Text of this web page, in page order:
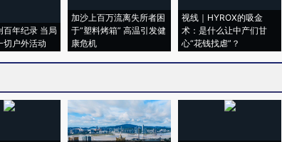
百年纪录 当局
切户外活动
加沙上百万流离失所者困
于“塑料烤箱” 高温引发健
康危机
视线｜HYROX的吸金
术：是什么让中产们甘
心“花钱找虐”？